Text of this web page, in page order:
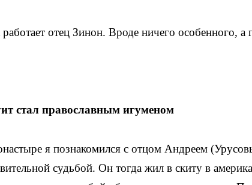
отец Зинон. Вроде ничего особенного,
стал православным игуменом
я познакомился с отцом Андреем
судьбой. Он тогда жил в скиту в